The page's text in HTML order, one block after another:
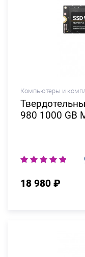
Компьютеры и
980 1000 GB
18 980 ₽